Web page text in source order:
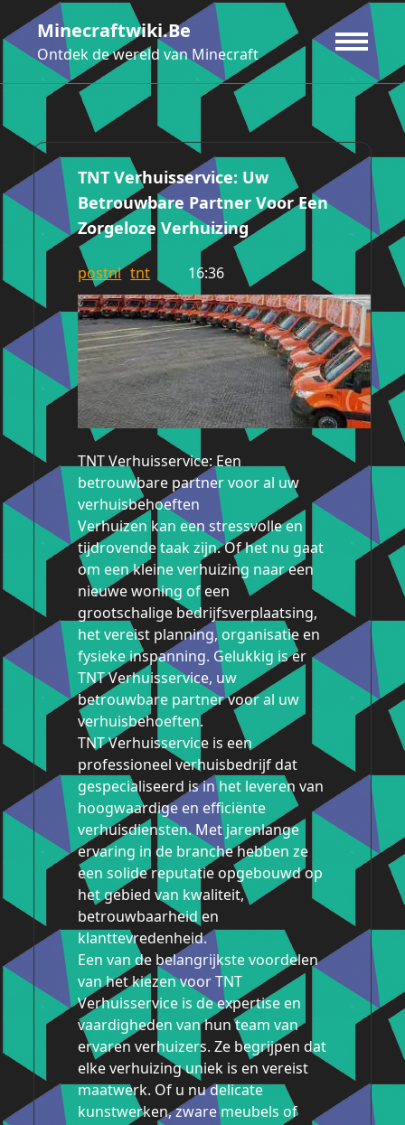
naar
de
inhoud
Minecraftwiki.be
Ontdek de wereld van Minecraft
TNT Verhuisservice: Uw
Betrouwbare Partner Voor Een
Zorgeloze Verhuizing
postnl tnt 16:36
TNT Verhuisservice: Een
betrouwbare partner voor al uw
verhuisbehoeften
Verhuizen kan een stressvolle en
tijdrovende taak zijn. Of het nu gaat
om een ​​kleine verhuizing naar een
nieuwe woning of een
grootschalige bedrijfsverplaatsing,
het vereist planning, organisatie en
fysieke inspanning. Gelukkig is er
TNT Verhuisservice, uw
betrouwbare partner voor al uw
verhuisbehoeften.
TNT Verhuisservice is een
professioneel verhuisbedrijf dat
gespecialiseerd is in het leveren van
hoogwaardige en efficiënte
verhuisdiensten. Met jarenlange
ervaring in de branche hebben ze
een solide reputatie opgebouwd op
het gebied van kwaliteit,
betrouwbaarheid en
klanttevredenheid.
Een van de belangrijkste voordelen
van het kiezen voor TNT
Verhuisservice is de expertise en
vaardigheden van hun team van
ervaren verhuizers. Ze begrijpen dat
elke verhuizing uniek is en vereist
maatwerk. Of u nu delicate
kunstwerken, zware meubels of